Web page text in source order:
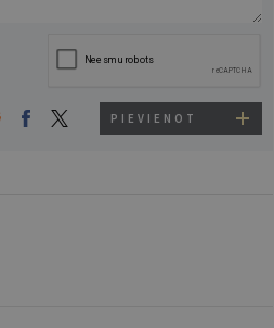
PIEVIENOT